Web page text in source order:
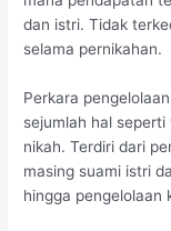
dan istri. Tidak
selama pernikahan.
Perkara
sejumlah hal
nikah. Terdiri dari
masing suami istri
hingga pengelolaan